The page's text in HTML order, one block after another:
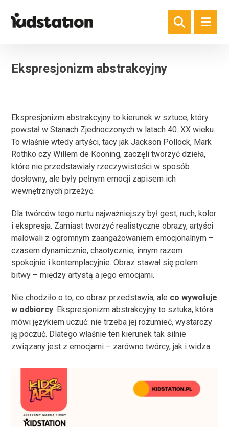
Ekspresjonizm abstrakcyjny
Ekspresjonizm abstrakcyjny to kierunek w sztuce, który
powstał w Stanach Zjednoczonych w latach 40. XX wieku.
To właśnie wtedy artyści, tacy jak Jackson Pollock, Mark
Rothko czy Willem de Kooning, zaczęli tworzyć dzieła,
które nie przedstawiały rzeczywistości w sposób
dosłowny, ale były pełnym emocji zapisem ich
wewnętrznych przeżyć.
Dla twórców tego nurtu najważniejszy był gest, ruch, kolor
i ekspresja. Zamiast tworzyć realistyczne obrazy, artyści
malowali z ogromnym zaangażowaniem emocjonalnym –
czasem dynamicznie, chaotycznie, innym razem
spokojnie i kontemplacyjnie. Obraz stawał się polem
bitwy – między artystą a jego emocjami.
Nie chodziło o to, co obraz przedstawia, ale co wywołuje
w odbiorcy. Ekspresjonizm abstrakcyjny to sztuka, która
mówi językiem uczuć: nie trzeba jej rozumieć, wystarczy
ją poczuć. Dlatego właśnie ten kierunek tak silnie
związany jest z emocjami – zarówno twórcy, jak i widza.